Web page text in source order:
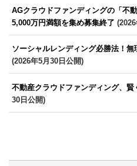
AGクラウドファンディングの「不
5,000万円満額を集め募集終了
ソーシャルレンディング必勝法！
(2026年5月30日公開)
不動産クラウドファンディング、
30日公開)